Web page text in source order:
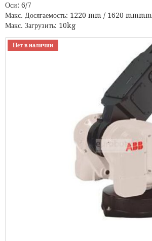
Оси: 6/7
Макс. Досягаемость: 1220 mm / 1620 mmmm
Макс. Загрузить: 10kg
Нет в наличии